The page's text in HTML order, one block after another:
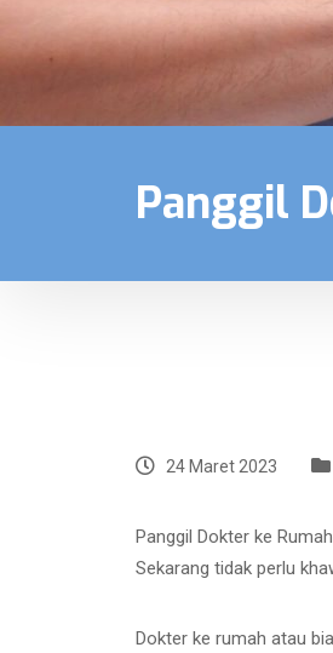
Panggil
24 Maret 2023
Panggil Dokter ke
Sekarang tidak perlu
Dokter ke rumah atau